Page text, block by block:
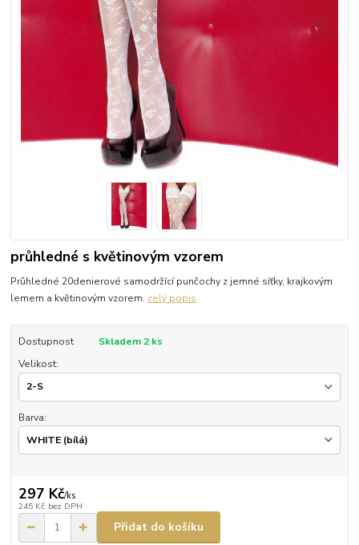
průhledné s květinovým vzorem
Průhledné 20denierové samodržící punčochy z jemné síťky, krajkovým
lemem a květinovým vzorem. celý popis
Dostupnost
Skladem 2 ks
Velikost:
Barva:
297 Kč/ks
245 Kč bez DPH
Přidat do košíku